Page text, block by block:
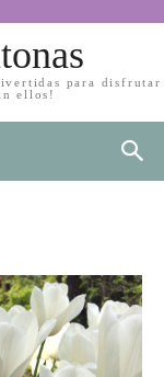
para disfrutar
ellos!